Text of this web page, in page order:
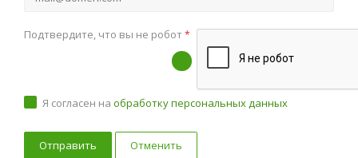
Подтвердите, что вы не робот*
Я согласен на обработку персональных данных
Отменить